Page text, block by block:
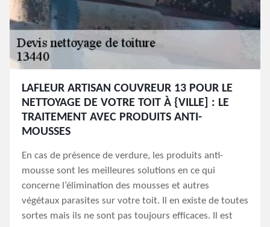
LAFLEUR ARTISAN COUVREUR 13 POUR LE
NETTOYAGE DE VOTRE TOIT À {VILLE] : LE
TRAITEMENT AVEC PRODUITS ANTI-
MOUSSES
En cas de présence de verdure, les produits anti-
mousse sont les meilleures solutions en ce qui
concerne l’élimination des mousses et autres
végétaux parasites sur votre toit. Il en existe de toutes
sortes mais ils ne sont pas toujours efficaces. Il est